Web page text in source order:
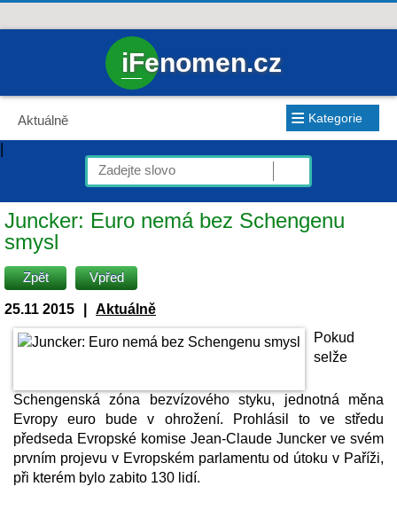
iFenomen.cz
Aktuálně ≡ Kategorie
|
Juncker: Euro nemá bez Schengenu
smysl
Zpět Vpřed
25.11 2015
Aktuálně
Pokud
selže
Schengenská zóna bezvízového styku, jednotná měna
Evropy euro bude v ohrožení. Prohlásil to ve středu
předseda Evropské komise Jean-Claude Juncker ve svém
prvním projevu v Evropském parlamentu od útoku v Paříži,
při kterém bylo zabito 130 lidí.